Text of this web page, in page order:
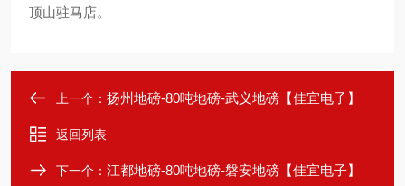
顶山驻马店。
上一个： 扬州地磅-80吨地磅-武义地磅【佳宜电子】
返回列表
下一个： 江都地磅-80吨地磅-磐安地磅【佳宜电子】